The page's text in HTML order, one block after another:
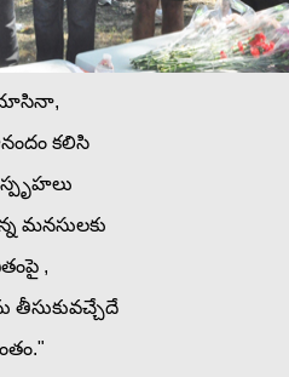
,
కలిసి
మనసులకు
,
తీసుకువచ్చేదే
."